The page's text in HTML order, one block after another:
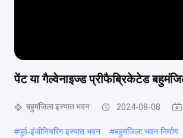
पेंट या गैल्वेनाइज्ड प्रीफैब्रिकेटेड
बहुमंजिला इस्पात भवन 2024-08-08
#पूर्व-इंजीनियरिंग इस्पात भवन #बहुमंजिला भवन निर्माण